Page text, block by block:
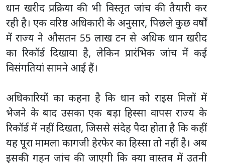
धान खरीद प्रक्रिया की भी विस्तृत जांच की तैयारी कर
रही है। एक वरिष्ठ अधिकारी के अनुसार, पिछले कुछ वर्षों
में राज्य ने औसतन 55 लाख टन से अधिक धान खरीद
का रिकॉर्ड दिखाया है, लेकिन प्रारंभिक जांच में कई
विसंगतियां सामने आई हैं।
अधिकारियों का कहना है कि धान को राइस मिलों में
भेजने के बाद उसका एक बड़ा हिस्सा वापस राज्य के
रिकॉर्ड में नहीं दिखता, जिससे संदेह पैदा होता है कि कहीं
यह पूरा मामला कागजी हेरफेर का हिस्सा तो नहीं है। अब
इसकी गहन जांच की जाएगी कि क्या वास्तव में उतनी